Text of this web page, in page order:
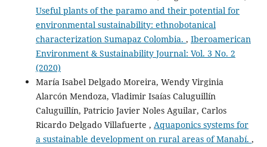
Useful plants of the paramo and their potential for
environmental sustainability: ethnobotanical
characterization Sumapaz Colombia. , Iberoamerican
Environment & Sustainability Journal: Vol. 3 No. 2
(2020)
María Isabel Delgado Moreira, Wendy Virginia
Alarcón Mendoza, Vladimir Isaías Caluguillín
Caluguillín, Patricio Javier Noles Aguilar, Carlos
Ricardo Delgado Villafuerte , Aquaponics systems for
a sustainable development on rural areas of Manabí. ,